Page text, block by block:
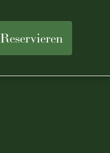
Reservieren